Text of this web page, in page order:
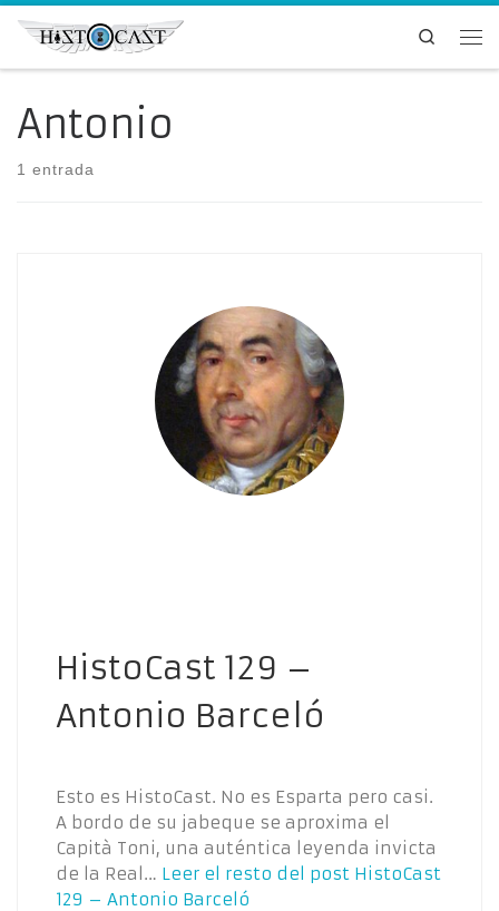
Saltar al contenido
Search
Antonio
1 entrada
HistoCast 129 –
Antonio Barceló
Esto es HistoCast. No es Esparta pero casi.
A bordo de su jabeque se aproxima el
Capità Toni, una auténtica leyenda invicta
de la Real… Leer el resto del post HistoCast
129 – Antonio Barceló